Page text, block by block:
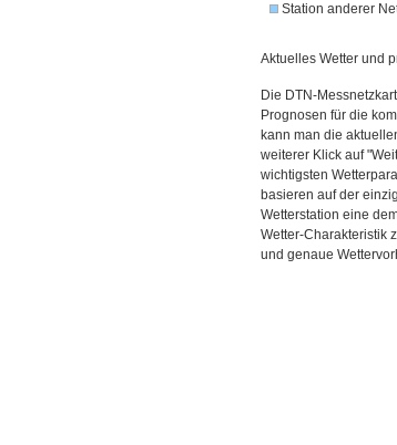
Station anderer
Aktuelles Wetter und
Die DTN-
Prognosen für die
kann man die
weiterer Klick auf
wichtigsten
basieren auf der
Wetterstation eine
Wetter-Charakteristik
und genaue